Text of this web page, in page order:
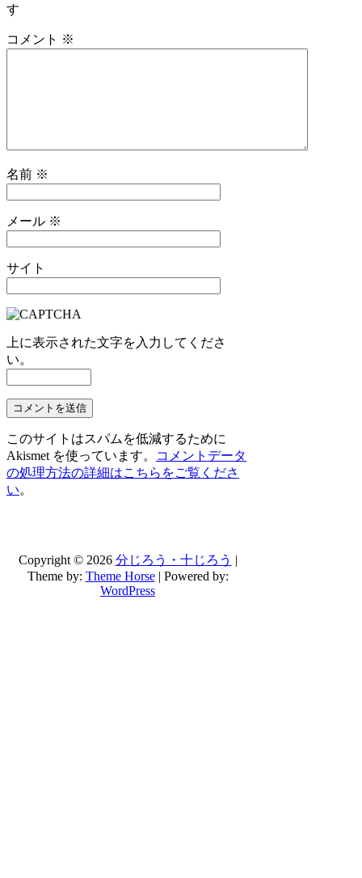
す
コメント ※
名前 ※
メール ※
サイト
上に表示された文字を入力してくださ
い。
このサイトはスパムを低減するために
Akismet を使っています。
コメントデータ
の処理方法の詳細はこちらをご覧くださ
い。
Copyright © 2026 分じろう・十じろう |
Theme by: Theme Horse| Powered by:
WordPress